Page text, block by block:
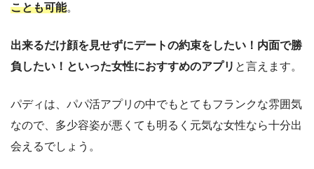
ことも可能。
出来るだけ顔を見せずにデートの約束をしたい！内面で勝
負したい！といった女性におすすめのアプリ と言えます。
パディは、パパ活アプリの中でもとてもフランクな雰囲気
なので、多少容姿が悪くても明るく元気な女性なら十分出
会えるでしょう。